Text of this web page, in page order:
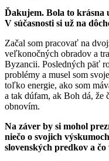
Ďakujem. Bola to krásna
V súčasnosti si už na
Začal som pracovať na
veľkonočných obradov a
Byzancii. Posledných päť
problémy a musel som
toľko energie, ako som
a tak dúfam, ak Boh dá, že
obnovím.
Na záver by si mohol
niečo o svojich
slovenských predkov a čo